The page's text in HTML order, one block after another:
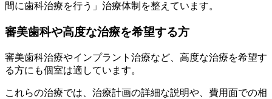
間に歯科治療を行う」治療体制を整えています。
審美歯科や高度な治療を希望する方
審美歯科治療やインプラント治療など、高度な治療を希望す
る方にも個室は適しています。
これらの治療では、治療計画の詳細な説明や、費用面での相